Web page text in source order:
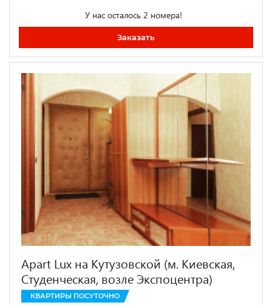
У нас осталось 2 номера!
Заказать
Apart Lux на Кутузовской (м. Киевская,
Студенческая, возле Экспоцентра)
КВАРТИРЫ ПОСУТОЧНО